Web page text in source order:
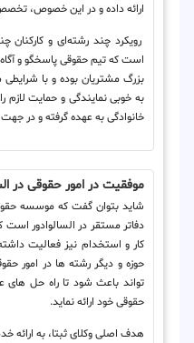
ارائه داده و در این خصوص، تخصص
رویکرد چند رشته‌ای و کارکنان
است که تیم حقوقی پاسخگو و
بزرگ مشتریان بوده و با شرایطی
به خوبی نمایندگی و حمایت لازم
خانوادگی به عهده گرفته و در
موفقیت در امور حقوقی در
شاید بتوان گفت که موسسه
دفاتر مستقر در السالوادور
کار و استخدام نیز فعالیت
حوزه و دیگر رشته ها در امور
تواند باعث شود تا راه حل های
حقوقی خود ارائه نماید.
هدف اصلی وکلای ثبتا، به